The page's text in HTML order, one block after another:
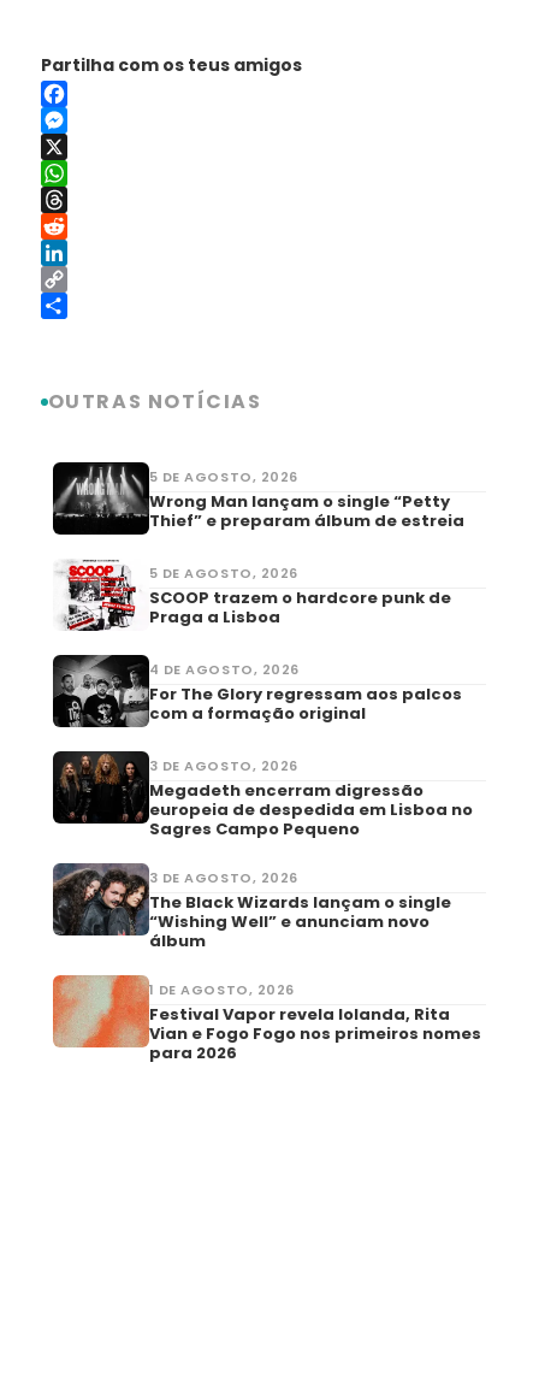
Partilha com os teus amigos
Facebook
Messenger
X
WhatsApp
Threads
Reddit
LinkedIn
Copy
OUTRAS NOTÍCIAS
5 DE AGOSTO, 2026
Wrong Man lançam o single “Petty
Thief” e preparam álbum de estreia
5 DE AGOSTO, 2026
SCOOP trazem o hardcore punk de
Praga a Lisboa
4 DE AGOSTO, 2026
For The Glory regressam aos palcos
com a formação original
3 DE AGOSTO, 2026
Megadeth encerram digressão
europeia de despedida em Lisboa no
Sagres Campo Pequeno
3 DE AGOSTO, 2026
The Black Wizards lançam o single
“Wishing Well” e anunciam novo
álbum
1 DE AGOSTO, 2026
Festival Vapor revela Iolanda, Rita
Vian e Fogo Fogo nos primeiros nomes
para 2026